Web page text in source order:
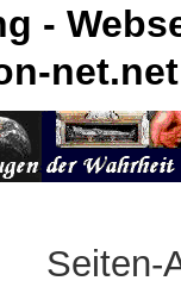
-
net.net
Seiten-